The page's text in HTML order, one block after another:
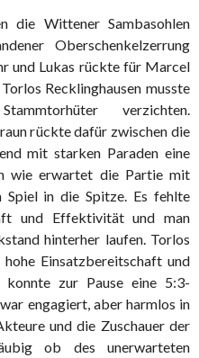
die Wittener Sambasohlen
Oberschenkelzerrung
und Lukas rückte für Marcel
Recklinghausen musste
verzichten.
rückte dafür zwischen die
mit starken Paraden eine
wie erwartet die Partie mit
Spiel in die Spitze. Es fehlte
und Effektivität und man
hinterher laufen. Torlos
Einsatzbereitschaft und
zur Pause eine 5:3-
engagiert, aber harmlos in
und die Zuschauer der
ob des unerwarteten